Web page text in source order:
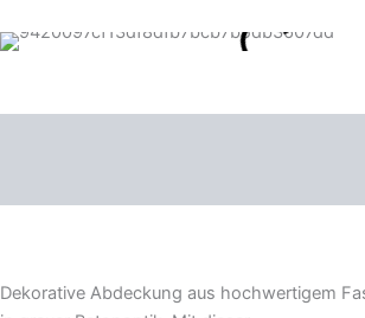
Dekorative Abdeckung aus hochwertigem